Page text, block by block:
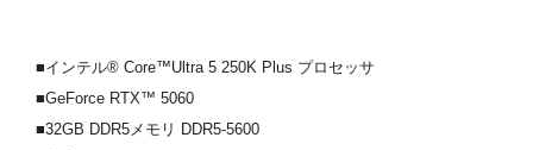
■インテル® Core™Ultra 5 250K Plus プロセッサ
■GeForce RTX™ 5060
■32GB DDR5メモリ DDR5-5600